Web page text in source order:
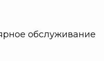
обслуживание